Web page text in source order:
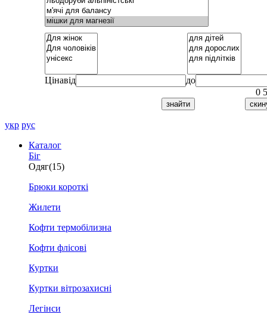
Цінавід
до
0
укр рус
Каталог
Біг
Одяг(15)
Брюки короткі
Жилети
Кофти термобілизна
Кофти флісові
Куртки
Куртки вітрозахисні
Легінси